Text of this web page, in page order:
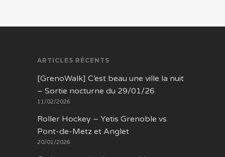
ARTICLES RÉCENTS
[GrenoWalk] C’est beau une ville la nuit
– Sortie nocturne du 29/01/26
11/02/2026
Roller Hockey – Yetis Grenoble vs
Pont-de-Metz et Anglet
20/01/2026